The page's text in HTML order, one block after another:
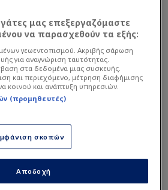
να χάνουν με 3-0 από το
έδρα της Μάιντζ, όμως
αλλά αντιθέτως έριξαν
παίκτες στο γήπεδο στο
με 4-3χάρη σε γκολ των
και Κέιν κατά σειρά!
μας επεξεργαζόμαστε
να παρασχεθούν τα εξής:
γεωεντοπισμού. Ακριβής σάρωση
για αναγνώριση ταυτότητας.
στα δεδομένα μιας συσκευής.
και περιεχόμενο, μέτρηση διαφήμισης
κοινού και ανάπτυξη υπηρεσιών.
(προμηθευτές)
σκοπών
Αποδοχή